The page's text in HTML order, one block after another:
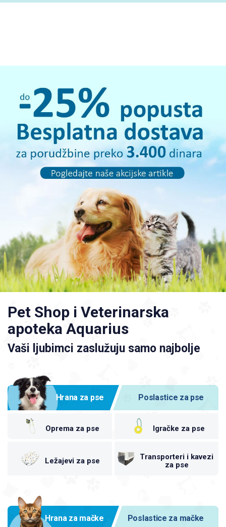
Pet Shop i Veterinarska
apoteka Aquarius
Vaši ljubimci zaslužuju samo najbolje
Hrana za pse Poslastice za pse
Oprema za pse Igračke za pse
Ležajevi za pse
Transporteri i kavezi
za pse
Hrana za mačke Poslastice za mačke